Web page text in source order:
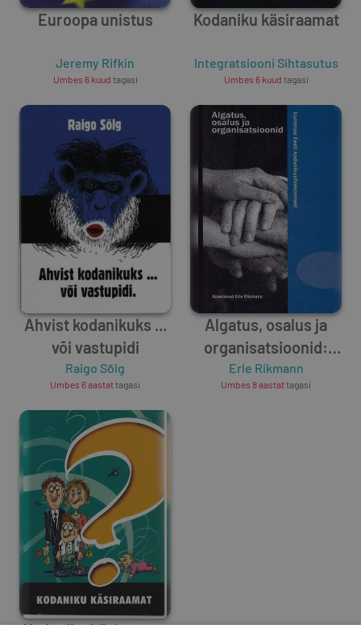
Euroopa unistus
Jeremy Rifkin
Umbes 6 kuud tagasi
Kodaniku käsiraamat
Integratsiooni Sihtasutus
Umbes 6 kuud tagasi
Ahvist kodanikuks ...
või vastupidi
Raigo Sõlg
Umbes 6 aastattagasi
Algatus, osalus ja
organisatsioonid:
uurimusi Eesti
kodanikuühiskonnast
Erle Rikmann
Umbes 8 aastattagasi
Kodaniku käsiraamat